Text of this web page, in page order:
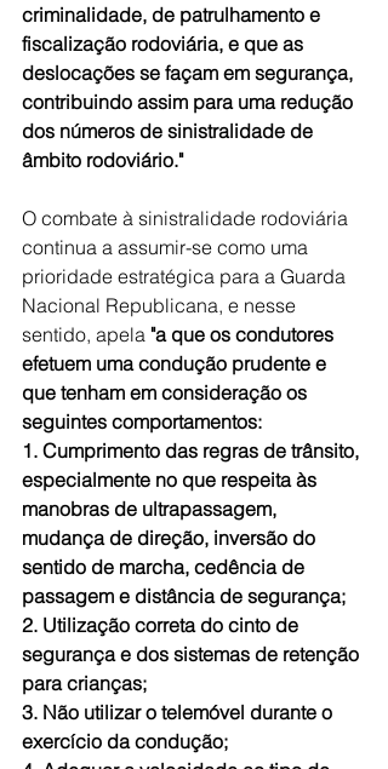
criminalidade, de patrulhamento e
fiscalização rodoviária, e que as
deslocações se façam em segurança,
contribuindo assim para uma redução
dos números de sinistralidade de
âmbito rodoviário."
O combate à sinistralidade rodoviária
continua a assumir-se como uma
prioridade estratégica para a Guarda
Nacional Republicana, e nesse
sentido, apela "a que os condutores
efetuem uma condução prudente e
que tenham em consideração os
seguintes comportamentos:
1. Cumprimento das regras de trânsito,
especialmente no que respeita às
manobras de ultrapassagem,
mudança de direção, inversão do
sentido de marcha, cedência de
passagem e distância de segurança;
2. Utilização correta do cinto de
segurança e dos sistemas de retenção
para crianças;
3. Não utilizar o telemóvel durante o
exercício da condução;